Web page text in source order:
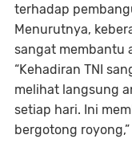
terhadap
Menurutnya,
sangat membantu
“Kehadiran TNI
melihat langsung
setiap hari. Ini
bergotong